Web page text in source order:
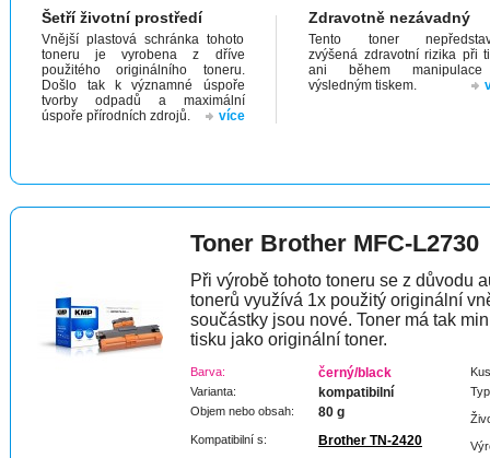
Šetří životní prostředí
Vnější plastová schránka tohoto
toneru je vyrobena z dříve
použitého originálního toneru.
Došlo tak k významné úspoře
tvorby odpadů a maximální
úspoře přírodních zdrojů.
více
Zdravotně nezávadný
Tento toner
zvýšená zdravotní rizika při
ani během
výsledným tiskem.
Toner Brother MFC-L2730
Při výrobě tohoto toneru se z důvodu
tonerů využívá 1x použitý originální
součástky jsou nové. Toner má tak
tisku jako originální toner.
Barva: černý/black
Varianta: kompatibilní
Objem nebo obsah: 80 g
Kompatibilní s: Brother TN-2420